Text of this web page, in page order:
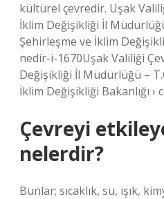
kültürel çevredir. Uşak
İklim Değişikliği İl
Şehirleşme ve İklim
nedir-i-1670Uşak Valiliği
Değişikliği İl Müdürlüğü –
İklim Değişikliği Bakanlığı
Çevreyi
nelerdir?
Bunlar; sıcaklık, su, ışık,